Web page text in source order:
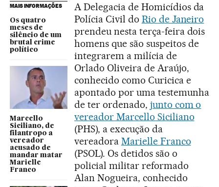
MAIS INFORMAÇÕES
Os quatro
meses de
silêncio de um
brutal crime
político
Marcello
Siciliano, de
filantropo a
vereador
acusado de
mandar matar
Marielle
Franco
A Delegacia de Homicídios da
Polícia Civil do Rio de Janeiro
prendeu nesta terça-feira dois
homens que são suspeitos de
integrarem a milícia de
Orlado Oliveira de Araújo,
conhecido como Curicica e
apontado por uma testemunha
de ter ordenado, junto com o
vereador Marcello Siciliano
(PHS), a execução da
vereadora Marielle Franco
(PSOL). Os detidos são o
policial militar reformado
Alan Nogueira, conhecido